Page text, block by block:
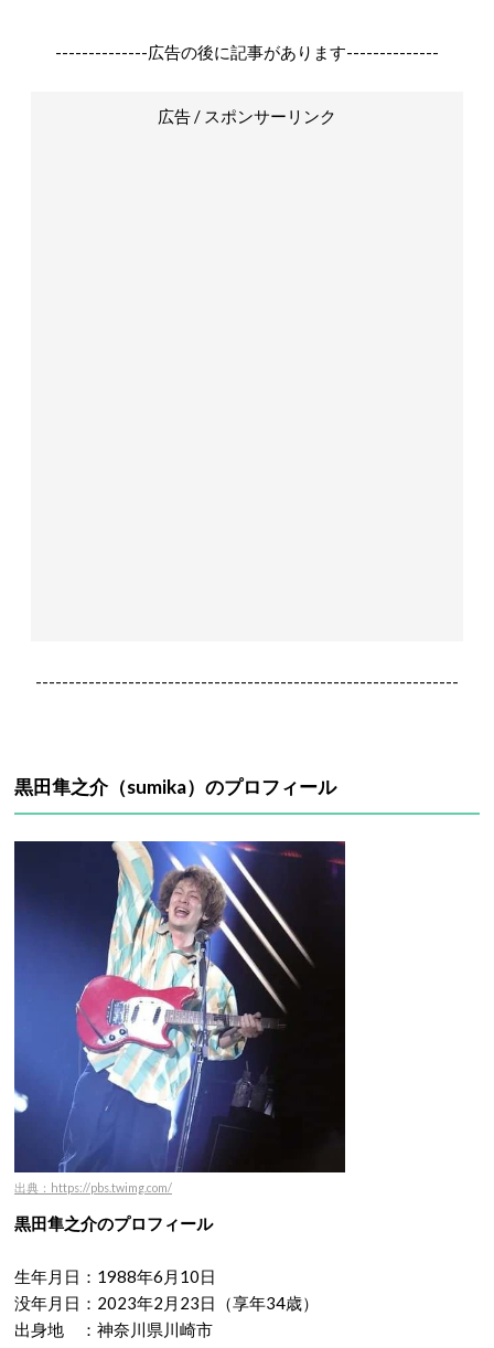
--------------広告の後に記事があります--------------
広告 / スポンサーリンク
----------------------------------------------------------------
黒田隼之介（sumika）のプロフィール
出典：https://pbs.twimg.com/
黒田隼之介のプロフィール
生年月日：1988年6月10日
没年月日：2023年2月23日（享年34歳）
出身地 ：神奈川県川崎市